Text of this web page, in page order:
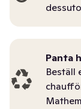
Panta
Beställ